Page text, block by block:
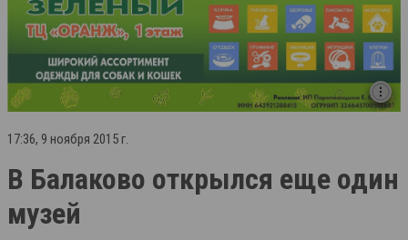
17:36, 9 ноября 2015 г.
В Балаково открылся еще один
музей